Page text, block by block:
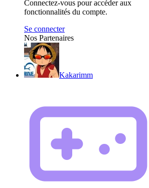
Connectez-vous pour accéder aux
fonctionnalités du compte.
Se connecter
Nos Partenaires
Kakarimm